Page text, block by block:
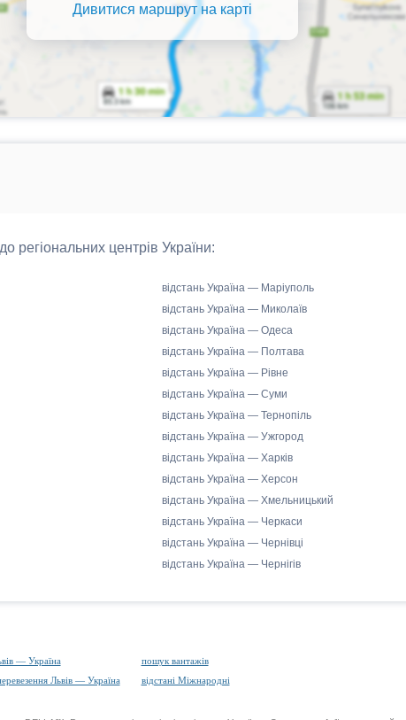
Дивитися маршрут на карті
регіональних центрів України:
відстань Україна — Маріуполь
відстань Україна — Миколаїв
відстань Україна — Одеса
відстань Україна — Полтава
відстань Україна — Рівне
відстань Україна — Суми
відстань Україна — Тернопіль
відстань Україна — Ужгород
відстань Україна — Харків
відстань Україна — Херсон
відстань Україна — Хмельницький
відстань Україна — Черкаси
відстань Україна — Чернівці
відстань Україна — Чернігів
— Україна
пошук вантажів
Львів — Україна відстані Міжнародні